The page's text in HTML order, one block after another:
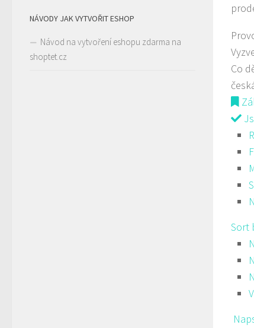
Co
Sort
NÁVODY JAK VYTVOŘIT ESHOP
Návod na vytvoření eshopu zdarma na
shoptet.cz